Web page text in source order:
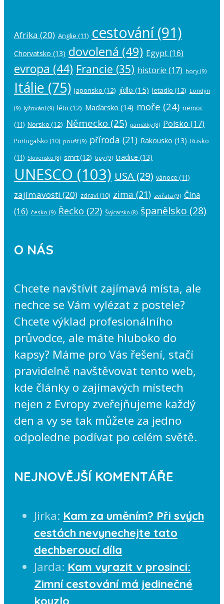
Afrika (20) Anglie (11) cestování(91)
Chorvatsko (13) dovolená (49) Egypt(16)
evropa (44) Francie (35) historie (17) hory (9)
Itálie (75) japonsko (12) jídlo (15) letadlo (12) Londýn
(9) lyžování (9) léto (12) Maďarsko (14) moře (24) nemoc
(11) Norsko (12) Německo (25) památky(8) Polsko (17)
Portugalsko (10) poušť(9) příroda (21) Rakousko (13) Rusko
(11) Slovensko (8) smrt(12) tipy (9) tradice (13)
UNESCO (103) USA (29) vánoce (11)
zajímavosti (20) zdraví (10) zima (21) zvířata (9) Čína
(16) česko (9) Řecko (22) Švýcarsko (8) španělsko (28)
O NÁS
Chcete navštívit zajímavá místa, ale
nechce se Vám vylézat z postele?
Chcete výklad profesionálního
průvodce, ale máte hluboko do
kapsy? Máme pro Vás řešení, stačí
pravidelně navštěvovat tento web,
kde články o zajímavých místech
nejen z Evropy zveřejňujeme každý
den a vy se tak můžete za jedno
odpoledne podívat po celém světě.
NEJNOVĚJŠÍ KOMENTÁŘE
Jirka: Kam za uměním? Při svých
cestách nevynechejte tato
dechberoucí díla
Jarda: Kam vyrazit v prosinci:
Zimní cestování má jedinečné
kouzlo